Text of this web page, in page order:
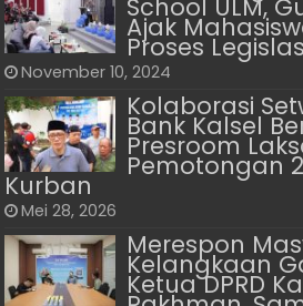
School ULM,
Ajak
Proses
November 10, 2024
Kolaborasi
Bank Kalsel
Presroom
Pemotongan
Kurban
Mei 28, 2026
Merespon
Kelangkaan
Ketua DPRD